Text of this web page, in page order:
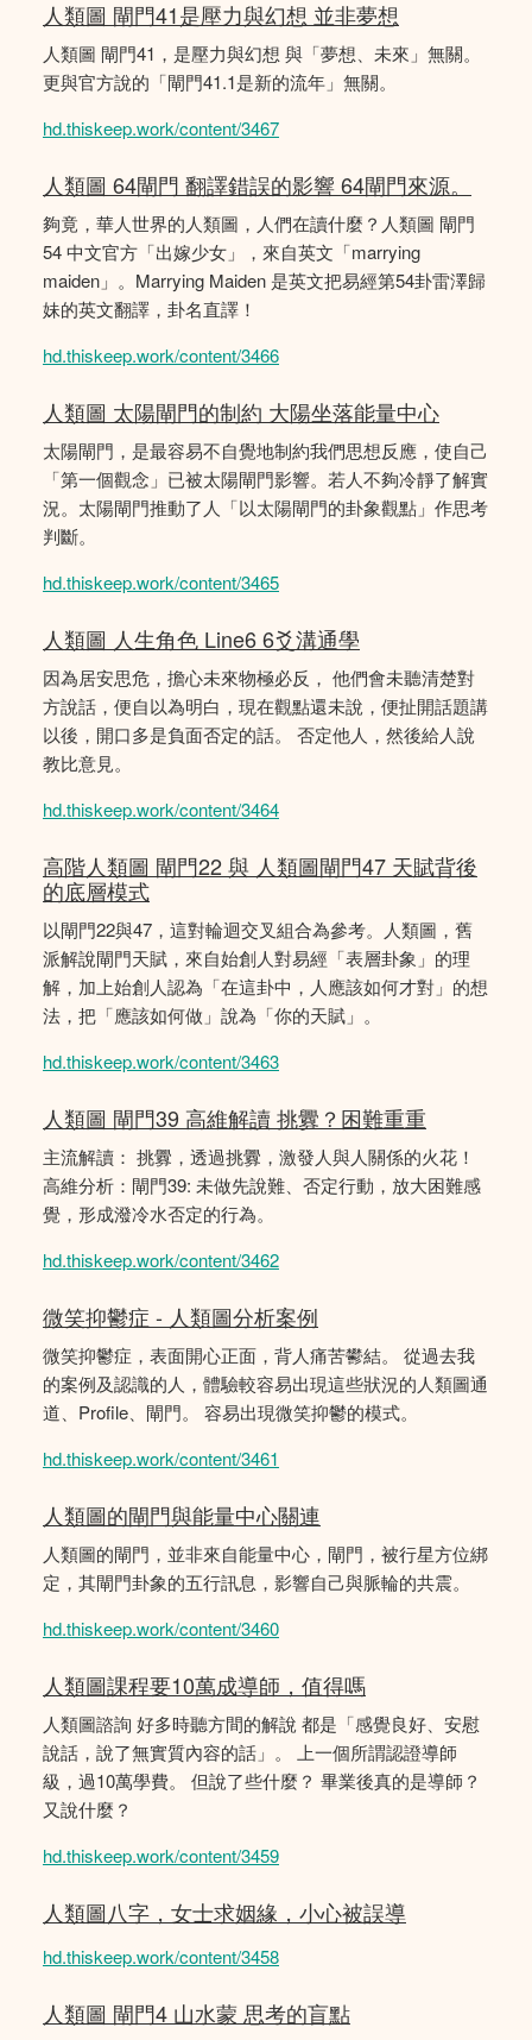
人類圖 閘門41是壓力與幻想 並非夢想
人類圖 閘門41，是壓力與幻想 與「夢想、未來」無關。
更與官方說的「閘門41.1是新的流年」無關。
hd.thiskeep.work/content/3467
人類圖 64閘門 翻譯錯誤的影響 64閘門來源。
夠竟，華人世界的人類圖，人們在讀什麼？人類圖 閘門
54 中文官方「出嫁少女」，來自英文「marrying
maiden」。Marrying Maiden 是英文把易經第54卦雷澤歸
妹的英文翻譯，卦名直譯！
hd.thiskeep.work/content/3466
人類圖 太陽閘門的制約 大陽坐落能量中心
太陽閘門，是最容易不自覺地制約我們思想反應，使自己
「第一個觀念」已被太陽閘門影響。若人不夠冷靜了解實
況。太陽閘門推動了人「以太陽閘門的卦象觀點」作思考
判斷。
hd.thiskeep.work/content/3465
人類圖 人生角色 Line6 6爻溝通學
因為居安思危，擔心未來物極必反， 他們會未聽清楚對
方說話，便自以為明白，現在觀點還未說，便扯開話題講
以後，開口多是負面否定的話。 否定他人，然後給人說
教比意見。
hd.thiskeep.work/content/3464
高階人類圖 閘門22 與 人類圖閘門47 天賦背後
的底層模式
以閘門22與47，這對輪迴交叉組合為參考。人類圖，舊
派解說閘門天賦，來自始創人對易經「表層卦象」的理
解，加上始創人認為「在這卦中，人應該如何才對」的想
法，把「應該如何做」說為「你的天賦」。
hd.thiskeep.work/content/3463
人類圖 閘門39 高維解讀 挑釁？困難重重
主流解讀： 挑釁，透過挑釁，激發人與人關係的火花！
高維分析：閘門39: 未做先說難、否定行動，放大困難感
覺，形成潑冷水否定的行為。
hd.thiskeep.work/content/3462
微笑抑鬱症 - 人類圖分析案例
微笑抑鬱症，表面開心正面，背人痛苦鬰結。 從過去我
的案例及認識的人，體驗較容易出現這些狀況的人類圖通
道、Profile、閘門。 容易出現微笑抑鬱的模式。
hd.thiskeep.work/content/3461
人類圖的閘門與能量中心關連
人類圖的閘門，並非來自能量中心，閘門，被行星方位綁
定，其閘門卦象的五行訊息，影響自己與脈輪的共震。
hd.thiskeep.work/content/3460
人類圖課程要10萬成導師，值得嗎
人類圖諮詢 好多時聽方間的解說 都是「感覺良好、安慰
說話，說了無實質內容的話」。 上一個所謂認證導師
級，過10萬學費。 但說了些什麼？ 畢業後真的是導師？
又說什麼？
hd.thiskeep.work/content/3459
人類圖八字，女士求姻緣，小心被誤導
hd.thiskeep.work/content/3458
人類圖 閘門4 山水蒙 思考的盲點